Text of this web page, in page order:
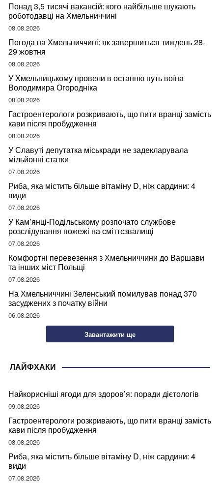
Понад 3,5 тисячі вакансій: кого найбільше шукають
роботодавці на Хмельниччині
08.08.2026
Погода на Хмельниччині: як завершиться тиждень 28-
29 жовтня
08.08.2026
У Хмельницькому провели в останню путь воїна
Володимира Огородніка
08.08.2026
Гастроентерологи розкривають, що пити вранці замість
кави після пробудження
08.08.2026
У Славуті депутатка міськради не задекларувала
мільйонні статки
07.08.2026
Риба, яка містить більше вітаміну D, ніж сардини: 4
види
07.08.2026
У Кам’янці-Подільському розпочато службове
розслідування пожежі на сміттєзвалищі
07.08.2026
Комфортні перевезення з Хмельниччини до Варшави
та інших міст Польщі
07.08.2026
На Хмельниччині Зеленський помилував понад 370
засуджених з початку війни
06.08.2026
Завантажити ще
ЛАЙФХАКИ
Найкорисніші ягоди для здоров’я: поради дієтологів
09.08.2026
Гастроентерологи розкривають, що пити вранці замість
кави після пробудження
08.08.2026
Риба, яка містить більше вітаміну D, ніж сардини: 4
види
07.08.2026